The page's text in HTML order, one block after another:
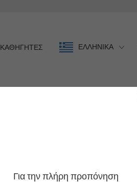
ΚΑΘΗΓΗΤΕΣ ΕΛΛΗΝΙΚΆ
Για την πλήρη προπόνηση
ΔΆΣΚΑΛΟΣ